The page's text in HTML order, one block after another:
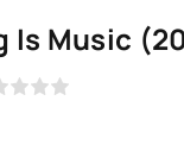
Is Music